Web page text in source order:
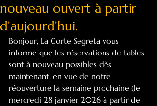
nouveau ouvert à partir
d’aujourd’hui.
Bonjour, La Corte Segreta vous
informe que les réservations de tables
sont à nouveau possibles dès
maintenant, en vue de notre
réouverture la semaine prochaine (le
mercredi 28 janvier 2026 à partir de